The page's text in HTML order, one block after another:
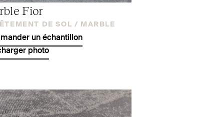
Fior
DE SOL / MARBLE
un échantillon
photo